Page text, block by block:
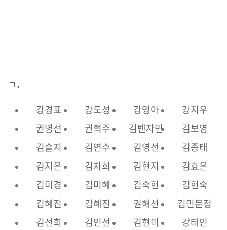
ㄱ.
강경표
강도성 강영아
강지우
권명선
권혁주 김벤자민
김보영
김슬지
김연수 김영선
김종태
김지은
김차희 김현지
김효은
김미경
김미혜 김숙현
김현숙
김혜진
김혜진 권해선
김민문정
김선희
김인선 김현미
강태인